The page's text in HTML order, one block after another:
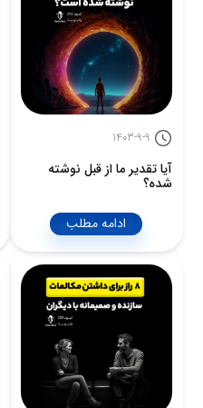
1403-9-9
آیا تقدیر ما از قبل نوشته
شده؟
ادامه مطلب